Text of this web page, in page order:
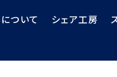
ついて シェア工房